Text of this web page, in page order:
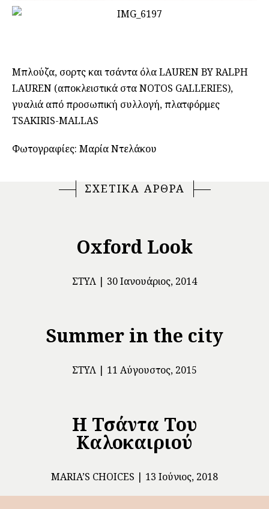
Μπλούζα, σορτς και τσάντα όλα LAUREN BY RALPH
LAUREN (αποκλειστικά στα NOTOS GALLERIES),
γυαλιά από προσωπική συλλογή, πλατφόρμες
TSAKIRIS-MALLAS
Φωτογραφίες: Μαρία Ντελάκου
ΣΧΕΤΙΚΑ ΑΡΘΡΑ
Oxford Look
ΣΤΥΛ 30 Ιανουάριος, 2014
Summer in the city
ΣΤΥΛ 11 Αύγουστος, 2015
Η Τσάντα Του
Καλοκαιριού
ΜARIA’S CHOICES 13 Ιούνιος, 2018